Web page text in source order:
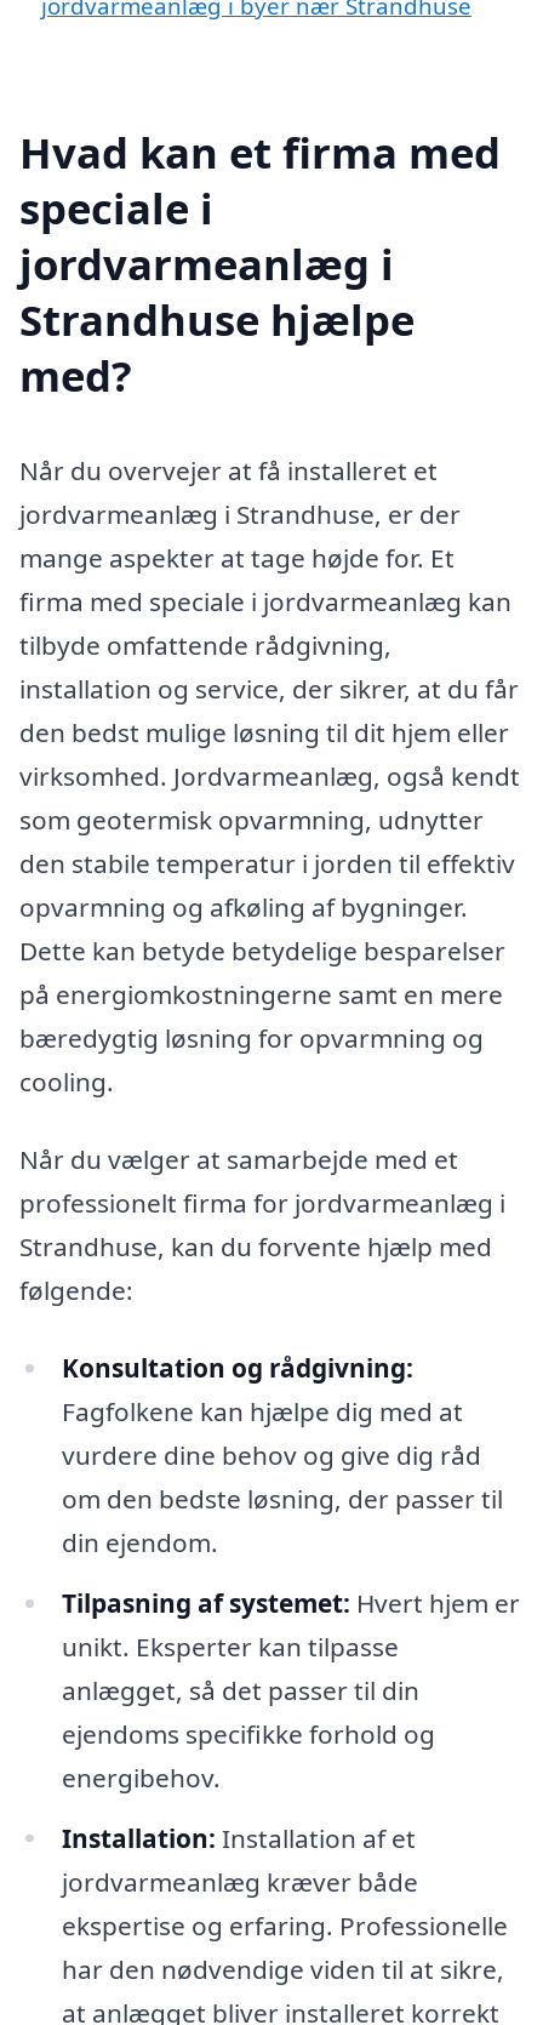
Hvad kan et firma med
speciale i
jordvarmeanlæg i
Strandhuse hjælpe
med?
Når du overvejer at få installeret et
jordvarmeanlæg i Strandhuse, er der
mange aspekter at tage højde for. Et
firma med speciale i jordvarmeanlæg kan
tilbyde omfattende rådgivning,
installation og service, der sikrer, at du får
den bedst mulige løsning til dit hjem eller
virksomhed. Jordvarmeanlæg, også kendt
som geotermisk opvarmning, udnytter
den stabile temperatur i jorden til effektiv
opvarmning og afkøling af bygninger.
Dette kan betyde betydelige besparelser
på energiomkostningerne samt en mere
bæredygtig løsning for opvarmning og
cooling.
Når du vælger at samarbejde med et
professionelt firma for jordvarmeanlæg i
Strandhuse, kan du forvente hjælp med
følgende:
Konsultation og rådgivning:
Fagfolkene kan hjælpe dig med at
vurdere dine behov og give dig råd
om den bedste løsning, der passer til
din ejendom.
Tilpasning af systemet: Hvert hjem er
unikt. Eksperter kan tilpasse
anlægget, så det passer til din
ejendoms specifikke forhold og
energibehov.
Installation: Installation af et
jordvarmeanlæg kræver både
ekspertise og erfaring. Professionelle
har den nødvendige viden til at sikre,
at anlægget bliver installeret korrekt